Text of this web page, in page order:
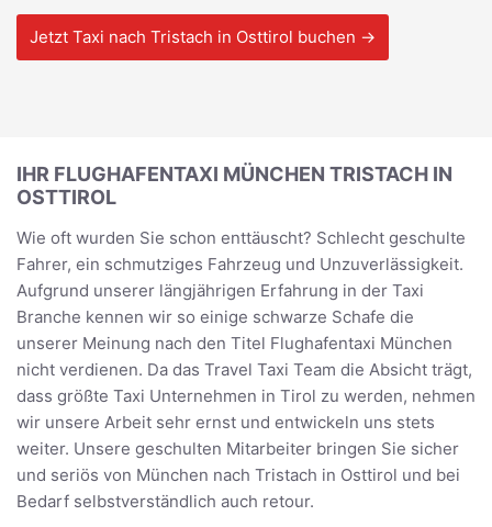
Jetzt Taxi nach Tristach in Osttirol buchen →
IHR FLUGHAFENTAXI MÜNCHEN TRISTACH IN
OSTTIROL
Wie oft wurden Sie schon enttäuscht? Schlecht geschulte
Fahrer, ein schmutziges Fahrzeug und Unzuverlässigkeit.
Aufgrund unserer längjährigen Erfahrung in der Taxi
Branche kennen wir so einige schwarze Schafe die
unserer Meinung nach den Titel Flughafentaxi München
nicht verdienen. Da das Travel Taxi Team die Absicht trägt,
dass größte Taxi Unternehmen in Tirol zu werden, nehmen
wir unsere Arbeit sehr ernst und entwickeln uns stets
weiter. Unsere geschulten Mitarbeiter bringen Sie sicher
und seriös von München nach Tristach in Osttirol und bei
Bedarf selbstverständlich auch retour.